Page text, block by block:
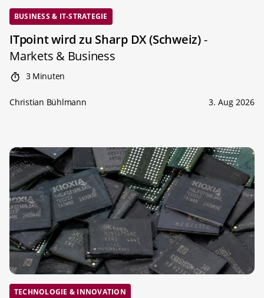
BUSINESS & IT-STRATEGIE
ITpoint wird zu Sharp DX (Schweiz)-
Markets & Business
3 Minuten
Christian Bühlmann 3. Aug 2026
TECHNOLOGIE & INNOVATION